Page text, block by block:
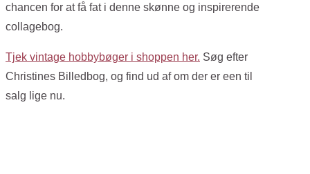
chancen for at få fat i denne skønne og inspirerende
collagebog.
Tjek vintage hobbybøger i shoppen her. Søg efter
Christines Billedbog, og find ud af om der er een til
salg lige nu.